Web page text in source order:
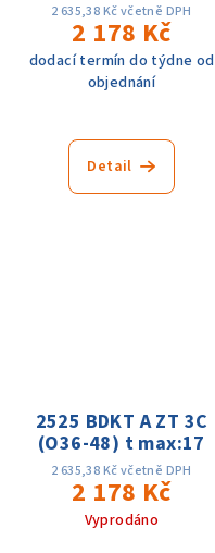
2 635,38 Kč včetně DPH
2 178 Kč
dodací termín do týdne od
objednání
Detail
2525 BDKT A ZT 3C
(O36-48) t max:17
2 635,38 Kč včetně DPH
2 178 Kč
Vyprodáno